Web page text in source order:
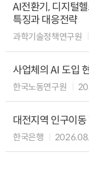
AI전환기, 디지털
특징과 대응전략
과학기술정책연구원
사업체의 AI 도입
한국노동연구원
대전지역 인구이
한국은행